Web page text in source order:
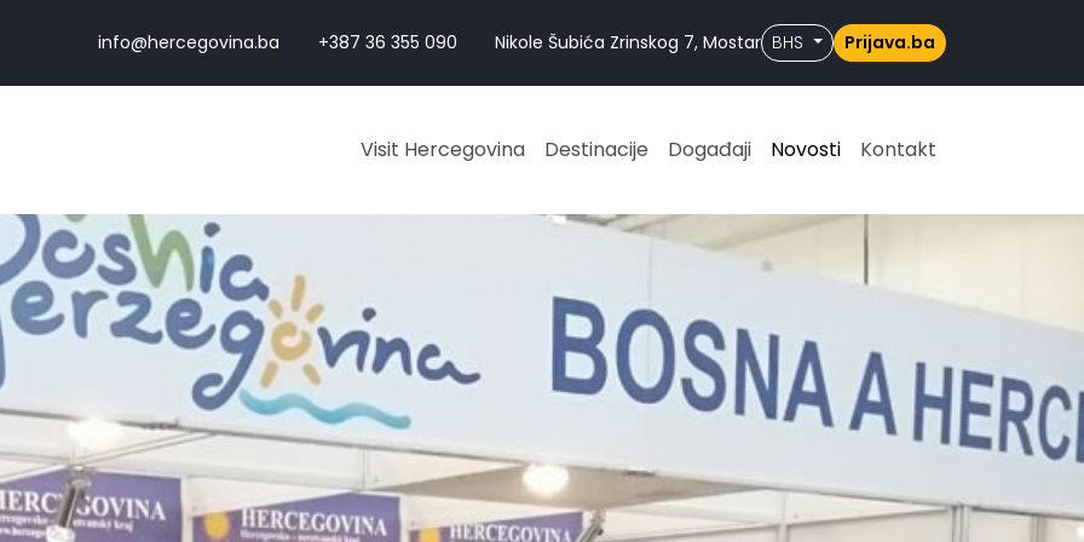
info@hercegovina.ba +387 36 355 090 Nikole Šubića Zrinskog 7, Mostar BHS Prijava.ba
Visit Hercegovina Destinacije Događaji Novosti Kontakt